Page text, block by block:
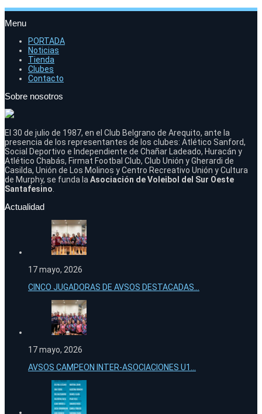
Menu
PORTADA
Noticias
Tienda
Clubes
Contacto
Sobre nosotros
El 30 de julio de 1987, en el Club Belgrano de Arequito, ante la
presencia de los representantes de los clubes: Atlético Sanford,
Social Deportivo e Independiente de Chañar Ladeado, Huracán y
Atlético Chabás, Firmat Footbal Club, Club Unión y Gherardi de
Casilda, Unión de Los Molinos y Centro Recreativo Unión y Cultura
de Murphy, se funda la Asociación de Voleibol del Sur Oeste
Santafesino
Actualidad
17 mayo, 2026
CINCO JUGADORAS DE AVSOS DESTACADAS...
17 mayo, 2026
AVSOS CAMPEON INTER-ASOCIACIONES U1...